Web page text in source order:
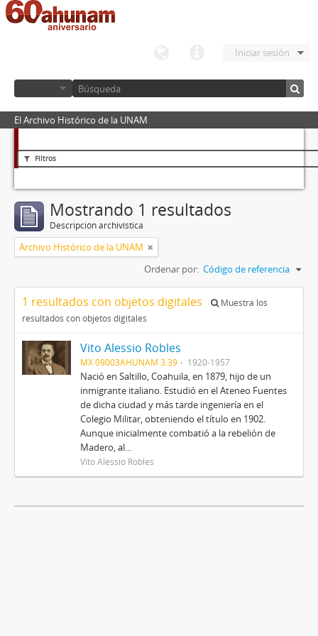
Iniciar sesión
El Archivo Histórico de la UNAM
Filtros
Mostrando 1 resultados
Descripción archivística
Archivo Histórico de la UNAM
Ordenar por: Código de referencia
1 resultados con objetos digitales
Muestra los
resultados con objetos digitales
Vito Alessio Robles
MX 09003AHUNAM 3.39 1920-1957
Nació en Saltillo, Coahuila, en 1879, hijo de un
inmigrante italiano. Estudió en el Ateneo Fuentes
de dicha ciudad y más tarde ingeniería en el
Colegio Militar, obteniendo el título en 1902.
Aunque inicialmente combatió a la rebelión de
Madero, al...
Vito Alessio Robles